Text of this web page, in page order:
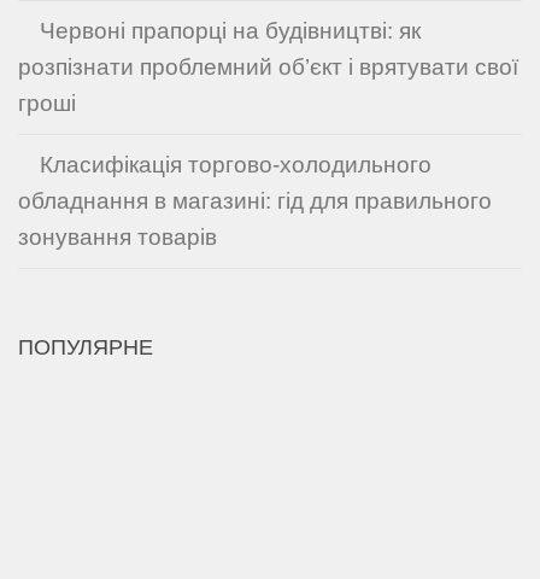
Червоні прапорці на будівництві: як
розпізнати проблемний об’єкт і врятувати свої
гроші
Класифікація торгово-холодильного
обладнання в магазині: гід для правильного
зонування товарів
ПОПУЛЯРНЕ